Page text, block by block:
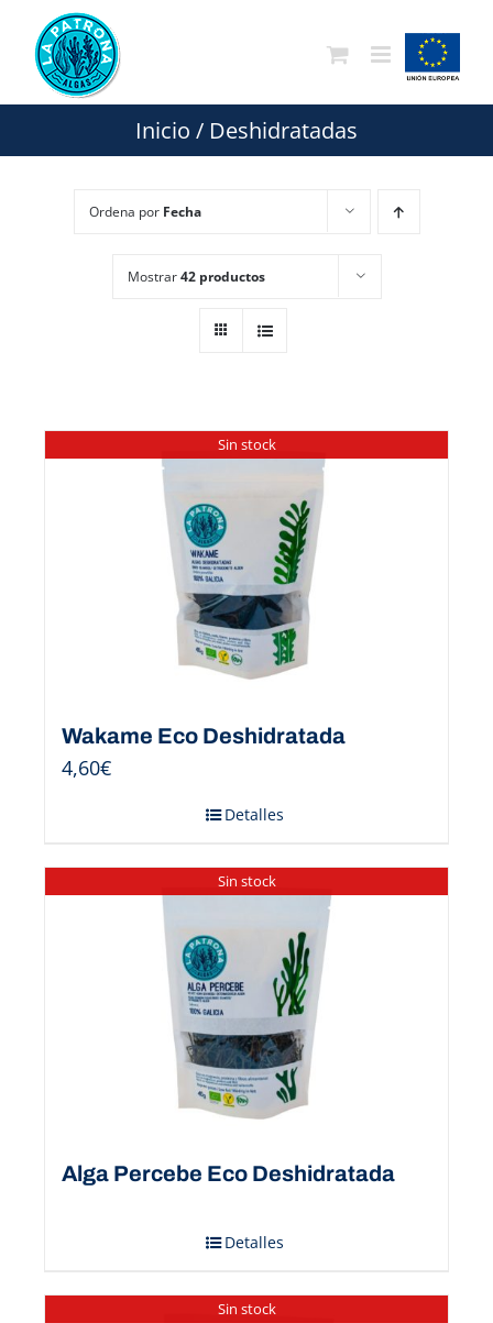
contenido
Inicio / Deshidratadas
Ordena por Fecha
Mostrar42 productos
Sin stock
Wakame Eco Deshidratada
4,60€
Detalles
Sin stock
Alga Percebe Eco Deshidratada
Detalles
Sin stock